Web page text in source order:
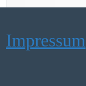
Impressum